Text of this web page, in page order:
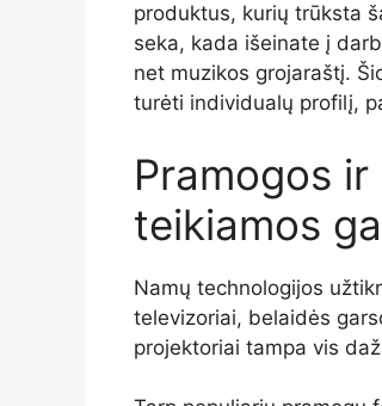
produktus, kurių trūksta
seka, kada išeinate į
net muzikos grojaraštį.
turėti individualų profilį,
Pramogos
teikiamos
Namų technologijos
televizoriai, belaidės
projektoriai tampa vis